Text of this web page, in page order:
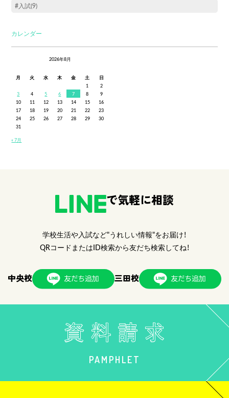
#入試(9)
カレンダー
2026年8月
月 火 水 木 金 土
日
1
2
3
4 5 6 7 8
9
10
11 12 13 14 15
16
17
18 19 20 21 22
23
24
25 26 27 28 29
30
31
« 7月
で気軽に相談
学校生活や入試など"うれしい情報"をお届け！
QRコードまたはID検索から友だち検索してね！
中央校 三田校
PAMPHLET